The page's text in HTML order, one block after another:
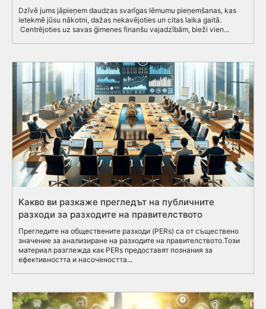
Dzīvē jums jāpieņem daudzas svarīgas lēmumu pieņemšanas, kas
ietekmē jūsu nākotni, dažas nekavējoties un citas laika gaitā.
Centrējoties uz savas ģimenes finanšu vajadzībām, bieži vien...
Какво ви разкаже прегледът на публичните
разходи за разходите на правителството
Прегледите на обществените разходи (PERs) са от съществено
значение за анализиране на разходите на правителството.Този
материал разглежда как PERs предоставят познания за
ефективността и насочеността...